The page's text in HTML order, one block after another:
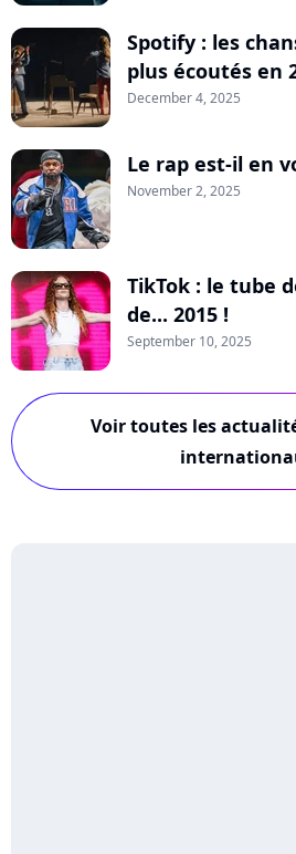
Spotify : les
plus écoutés en
December 4, 2025
Le rap est-il en
November 2, 2025
TikTok : le tube
de... 2015 !
September 10, 2025
Voir toutes les